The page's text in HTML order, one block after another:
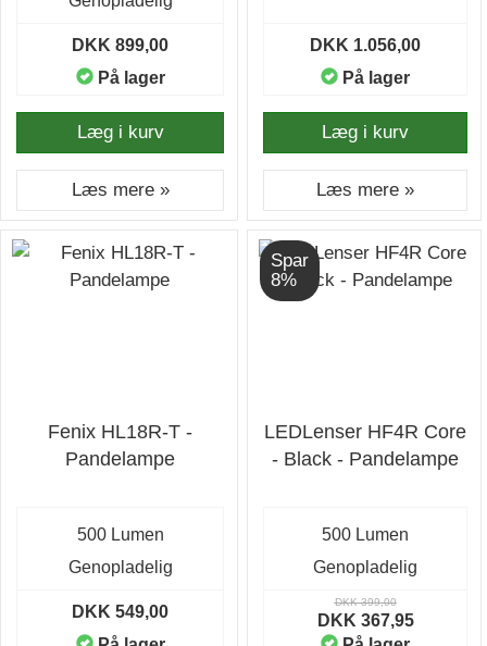
DKK 899,00
På lager
Læg i kurv
Læs mere »
DKK 1.056,00
På lager
Læg i kurv
Læs mere »
Fenix HL18R-T -
Pandelampe
500 Lumen
Genopladelig
DKK 549,00
Spar
8%
LEDLenser HF4R Core
- Black - Pandelampe
500 Lumen
Genopladelig
DKK 399,00
DKK 367,95